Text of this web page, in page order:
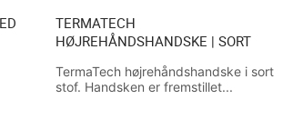
TERMATECH
HØJREHÅNDSHANDSKE | SORT
TermaTech højrehåndshandske i sort
stof. Handsken er fremstillet...